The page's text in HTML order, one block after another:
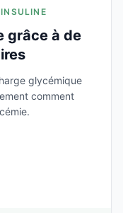
grâce à de
glycémique
comment